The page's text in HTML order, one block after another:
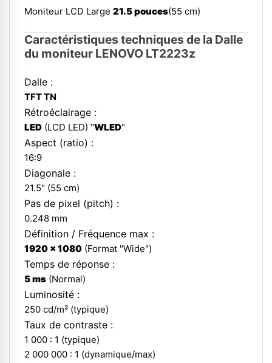
Moniteur LCD Large 21.5 pouces(55 cm)
Caractéristiques techniques de la Dalle
du moniteur LENOVO LT2223z
Dalle :
TFT TN
Rétroéclairage :
LED (LCD LED) "WLED"
Aspect (ratio) :
16:9
Diagonale :
21.5" (55 cm)
Pas de pixel (pitch) :
0.248 mm
Définition / Fréquence max :
1920 x 1080 (Format "Wide")
Temps de réponse :
5 ms (Normal)
Luminosité :
250 cd/m² (typique)
Taux de contraste :
1 000 : 1 (typique)
2 000 000 : 1 (dynamique/max)